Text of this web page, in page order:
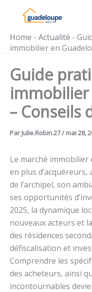
Home - Actualité -
immobilier en
Guide
– Conseils
ParJulie.Robin.27/ mai 28,
Le marché immobilier
en plus
de l’archipel, son
ses opportunités
2025, la dynamique
nouveaux acteurs et
des résidences
défiscalisation et
Comprendre les
des acheteurs, ainsi
incontournables